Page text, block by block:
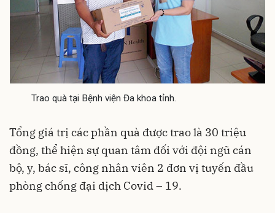
Trao quà tại Bệnh viện Đa khoa tỉnh.
Tổng giá trị các phần quà được trao là 30 triệu
đồng, thể hiện sự quan tâm đối với đội ngũ cán
bộ, y, bác sĩ, công nhân viên 2 đơn vị tuyến đầu
phòng chống đại dịch Covid – 19.